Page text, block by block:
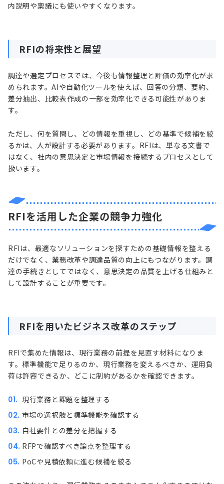
内説明や稟議にも使いやすくなります。
RFIの将来性と展望
調達や選定プロセスでは、今後も情報整理と評価の効率化が求
められます。AIや自動化ツールを使えば、回答の分類、要約、
差分抽出、比較表作成の一部を効率化できる可能性がありま
す。
ただし、何を質問し、どの情報を重視し、どの基準で候補を絞
るかは、人が設計する必要があります。RFIは、単なる文書で
はなく、社内の意思決定と市場情報を接続するプロセスとして
扱います。
RFIを活用した企業の競争力強化
RFIは、最適なソリューションを探すための基礎情報を整える
だけでなく、業務改革や調達品質の向上にもつながります。調
達の手続きとしてではなく、意思決定の品質を上げる仕組みと
して設計することが重要です。
RFIを用いたビジネス改革のステップ
RFIで集めた情報は、現行業務の前提を見直す材料になりま
す。標準機能で足りるのか、現行業務を変えるべきか、運用負
荷は許容できるか、どこに制約があるかを確認できます。
現行業務と課題を整理する
市場の選択肢と標準機能を確認する
自社要件との差分を把握する
RFPで確認すべき論点を整理する
PoCや見積依頼に進む候補を絞る